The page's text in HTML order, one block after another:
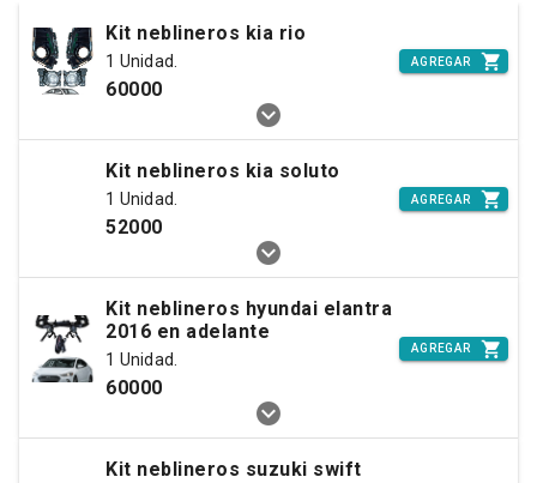
Kit neblineros kia rio
1 Unidad.
60000
AGREGAR
Kit neblineros kia soluto
1 Unidad.
52000
AGREGAR
Kit neblineros hyundai elantra
2016 en adelante
1 Unidad.
60000
AGREGAR
Kit neblineros suzuki swift